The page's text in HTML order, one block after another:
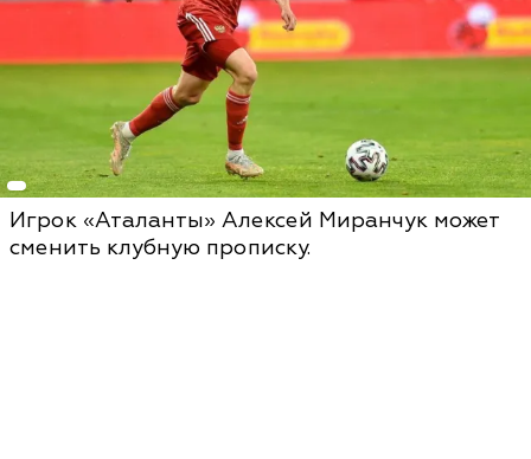
Игрок «Аталанты» Алексей Миранчук может
сменить клубную прописку.